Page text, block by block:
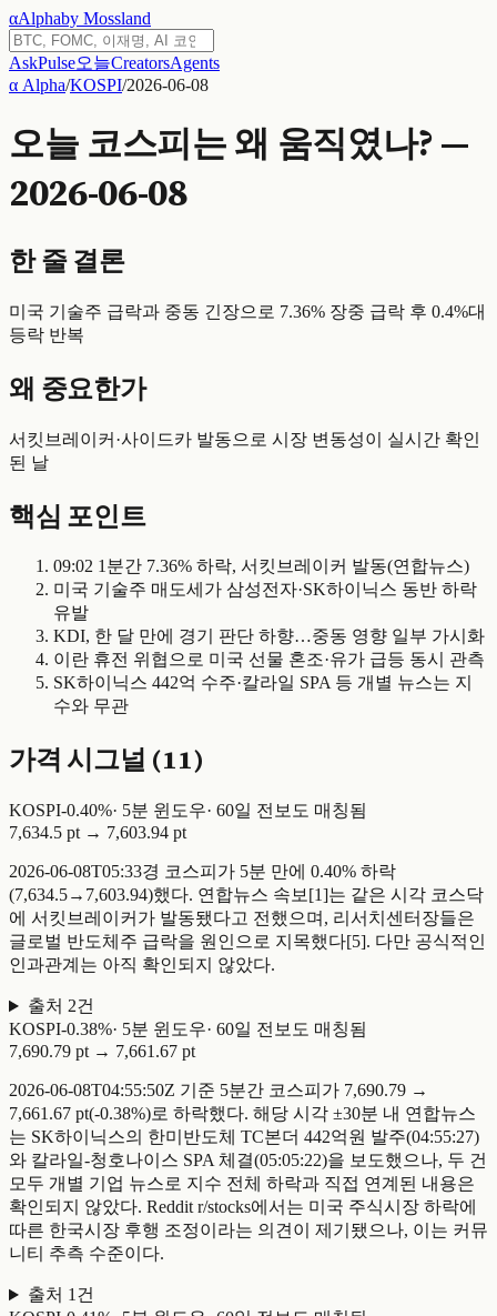
αAlphaby Mossland
AskPulse오늘CreatorsAgents
α Alpha/KOSPI/2026-06-08
오늘 코스피는 왜 움직였나? —
2026-06-08
한 줄 결론
미국 기술주 급락과 중동 긴장으로 7.36% 장중 급락 후 0.4%대
등락 반복
왜 중요한가
서킷브레이커·사이드카 발동으로 시장 변동성이 실시간 확인
된 날
핵심 포인트
09:02 1분간 7.36% 하락, 서킷브레이커 발동(연합뉴스)
미국 기술주 매도세가 삼성전자·SK하이닉스 동반 하락
유발
KDI, 한 달 만에 경기 판단 하향…중동 영향 일부 가시화
이란 휴전 위협으로 미국 선물 혼조·유가 급등 동시 관측
SK하이닉스 442억 수주·칼라일 SPA 등 개별 뉴스는 지
수와 무관
가격 시그널 (11)
KOSPI-0.40%· 5분 윈도우· 60일 전 보도 매칭됨
7,634.5 pt → 7,603.94 pt
2026-06-08T05:33경 코스피가 5분 만에 0.40% 하락
(7,634.5→7,603.94)했다. 연합뉴스 속보[1]는 같은 시각 코스닥
에 서킷브레이커가 발동됐다고 전했으며, 리서치센터장들은
글로벌 반도체주 급락을 원인으로 지목했다[5]. 다만 공식적인
인과관계는 아직 확인되지 않았다.
출처 2건
KOSPI-0.38%· 5분 윈도우· 60일 전 보도 매칭됨
7,690.79 pt → 7,661.67 pt
2026-06-08T04:55:50Z 기준 5분간 코스피가 7,690.79 →
7,661.67 pt(-0.38%)로 하락했다. 해당 시각 ±30분 내 연합뉴스
는 SK하이닉스의 한미반도체 TC본더 442억원 발주(04:55:27)
와 칼라일-청호나이스 SPA 체결(05:05:22)을 보도했으나, 두 건
모두 개별 기업 뉴스로 지수 전체 하락과 직접 연계된 내용은
확인되지 않았다. Reddit r/stocks에서는 미국 주식시장 하락에
따른 한국시장 후행 조정이라는 의견이 제기됐으나, 이는 커뮤
니티 추측 수준이다.
출처 1 건